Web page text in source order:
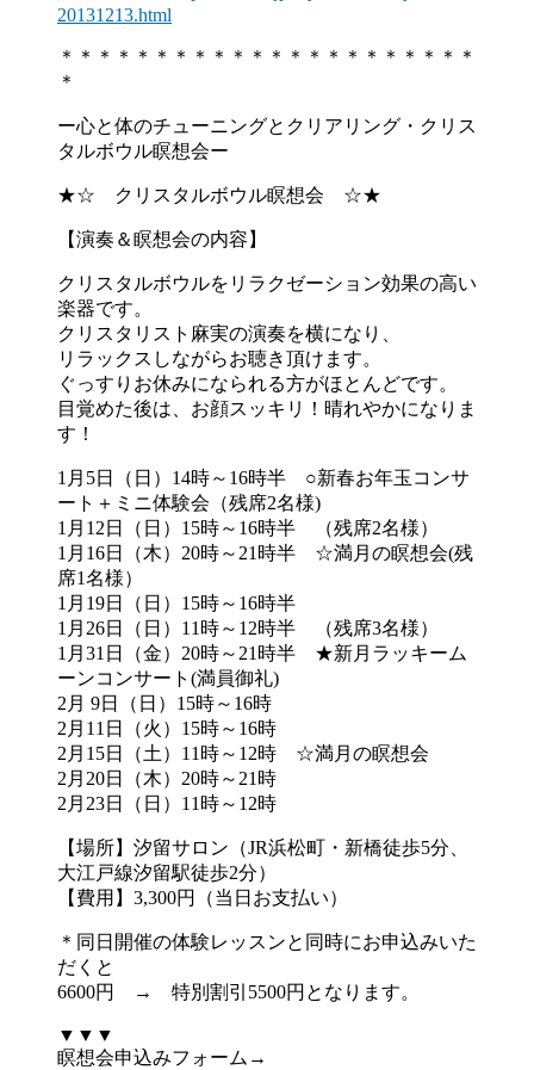
20131213.html
＊＊＊＊＊＊＊＊＊＊＊＊＊＊＊＊＊＊＊＊＊＊
＊
ー心と体のチューニングとクリアリング・ クリス
タルボウル瞑想会ー
★☆ クリスタルボウル瞑想会 ☆★
【演奏＆瞑想会の内容】
クリスタルボウルをリラクゼーション効果の高い
楽器です。
クリスタリスト麻実の演奏を横になり、
リラックスしながらお聴き頂けます。
ぐっすりお休みになられる方がほとんどです。
目覚めた後は、お顔スッキリ！晴れやかになりま
す！
1月5日（日）14時～16時半 ○新春お年玉コンサ
ート＋ミニ体験会（残席2名様)
1月12日（日）15時～16時半 （残席2名様）
1月16日（木）20時～21時半 ☆満月の瞑想会(残
席1名様）
1月19日（日）15時～16時半
1月26日（日）11時～12時半 （残席3名様）
1月31日（金）20時～21時半 ★新月ラッキーム
ーンコンサート(満員御礼)
2月 9日（日）15時～16時
2月11日（火）15時～16時
2月15日（土）11時～12時 ☆満月の瞑想会
2月20日（木）20時～21時
2月23日（日）11時～12時
【場所】汐留サロン（JR浜松町・新橋徒歩5分、
大江戸線汐留駅徒歩2分）
【費用】3,300円（当日お支払い）
＊同日開催の体験レッスンと同時にお申込みいた
だくと
6600円 → 特別割引5500円となります。
▼▼▼
瞑想会申込みフォーム→